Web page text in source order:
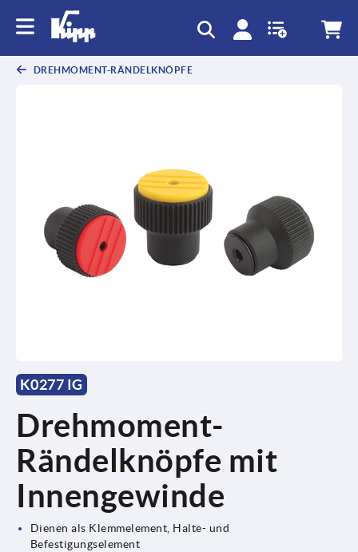
DREHMOMENT-RÄNDELKNÖPFE
K0277 IG
Drehmoment-
Rändelknöpfe mit
Innengewinde
Dienen als Klemmelement, Halte- und
Befestigungselement